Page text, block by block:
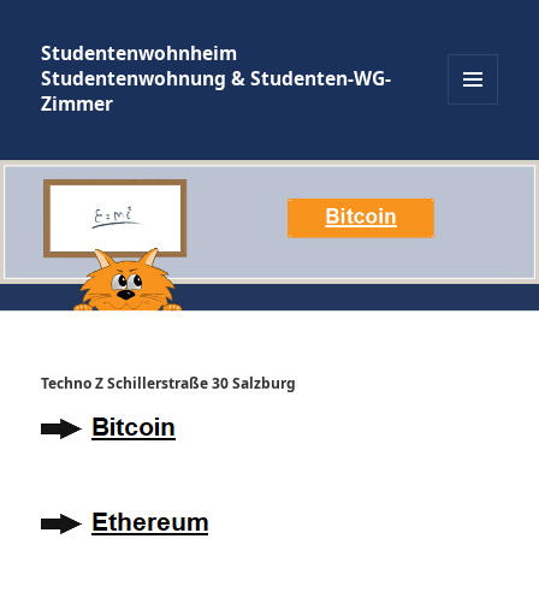
Studentenwohnheim
Studentenwohnung & Studenten-WG-
Zimmer
Techno Z Schillerstraße 30 Salzburg